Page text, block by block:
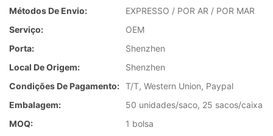
Métodos De Envio:
EXPRESSO / POR AR / POR MAR
Serviço:
OEM
Porta:
Shenzhen
Local De Origem:
Shenzhen
Condições De Pagamento: T/T, Western Union, Paypal
Embalagem:
50 unidades/saco, 25 sacos/caixa
MOQ:
1 bolsa